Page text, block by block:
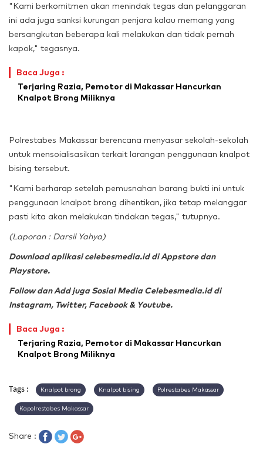
"Kami berkomitmen akan menindak tegas dan pelanggaran
ini ada juga sanksi kurungan penjara kalau memang yang
bersangkutan beberapa kali melakukan dan tidak pernah
kapok," tegasnya.
Baca Juga :
Terjaring Razia, Pemotor di Makassar Hancurkan
Knalpot Brong Miliknya
Polrestabes Makassar berencana menyasar sekolah-sekolah
untuk mensoialisasikan terkait larangan penggunaan knalpot
bising tersebut.
"Kami berharap setelah pemusnahan barang bukti ini untuk
penggunaan knalpot brong dihentikan, jika tetap melanggar
pasti kita akan melakukan tindakan tegas," tutupnya.
(Laporan : Darsil Yahya)
Download aplikasi celebesmedia.id di Appstore dan
Playstore.
Follow dan Add juga Sosial Media Celebesmedia.id di
Instagram, Twitter, Facebook & Youtube.
Baca Juga :
Terjaring Razia, Pemotor di Makassar Hancurkan
Knalpot Brong Miliknya
Tags : Knalpot brong Knalpot bising Polrestabes Makassar
Kapolrestabes Makassar
Share :